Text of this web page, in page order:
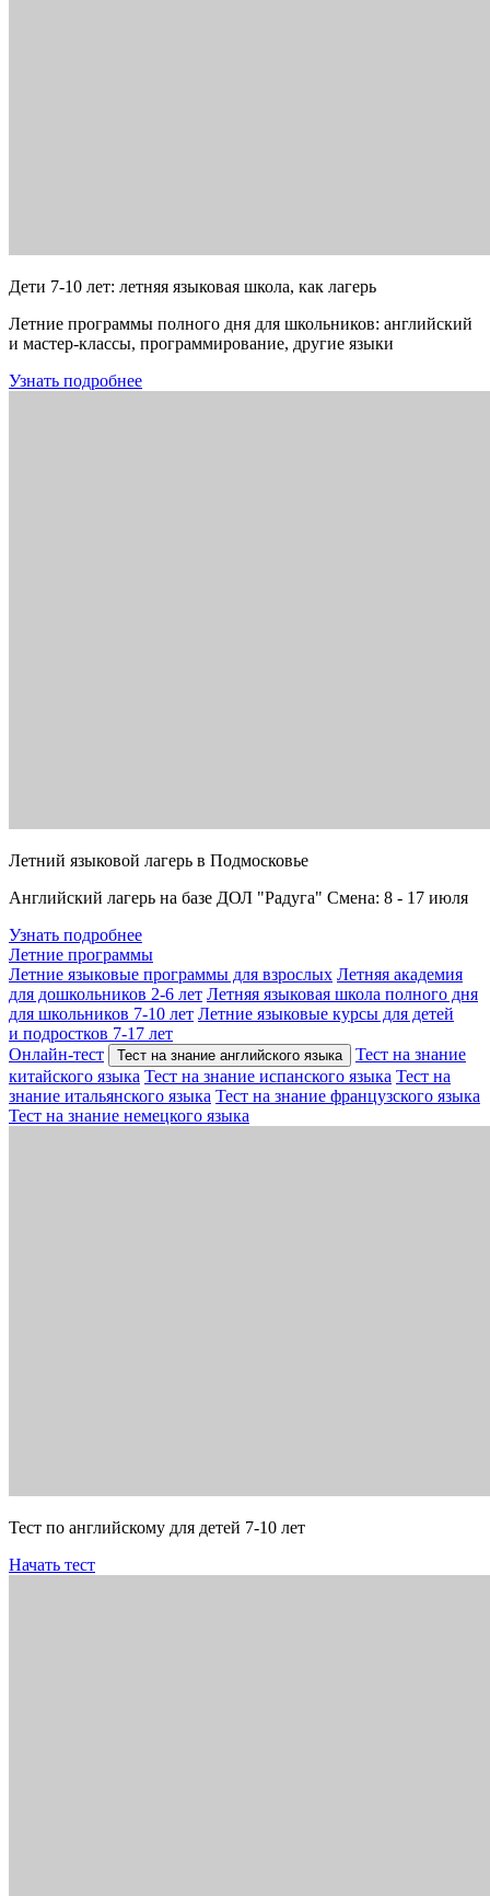
Дети 7-10 лет: летняя языковая школа, как лагерь
Летние программы полного дня для школьников: английский
и мастер-классы, программирование, другие языки
Узнать подробнее
Летний языковой лагерь в Подмосковье
Английский лагерь на базе ДОЛ "Радуга" Смена: 8 - 17 июля
Узнать подробнее
Летние программы
Летние языковые программы для взрослых Летняя академия
для дошкольников 2-6 лет Летняя языковая школа полного дня
для школьников 7-10 лет Летние языковые курсы для детей
и подростков 7-17 лет
Онлайн-тест
Тест на знание английского языка
Тест на знание
китайского языка Тест на знание испанского языка Тест на
знание итальянского языка Тест на знание французского языка
Тест на знание немецкого языка
Тест по английскому для детей 7-10 лет
Начать тест